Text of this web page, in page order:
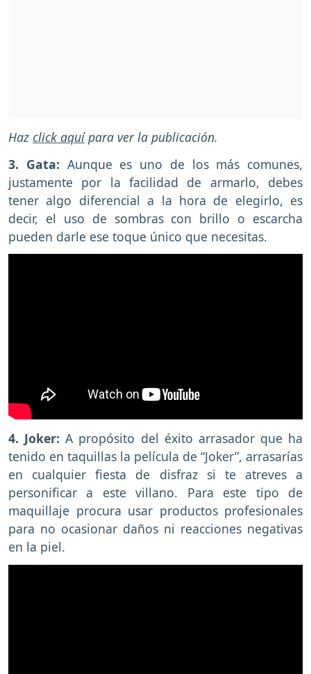
Haz click aquípara ver la publicación.
3. Gata: Aunque es uno de los más comunes,
justamente por la facilidad de armarlo, debes
tener algo diferencial a la hora de elegirlo, es
decir, el uso de sombras con brillo o escarcha
pueden darle ese toque único que necesitas.
4. Joker: A propósito del éxito arrasador que ha
tenido en taquillas la película de “Joker”, arrasarías
en cualquier fiesta de disfraz si te atreves a
personificar a este villano. Para este tipo de
maquillaje procura usar productos profesionales
para no ocasionar daños ni reacciones negativas
en la piel.